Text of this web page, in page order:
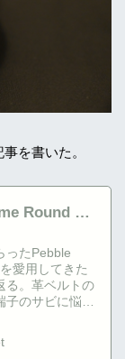
を書いた。
Round の
ったPebble
愛用してきた
る。革ベルトの
子のサビに悩
の買収とソフ
安を抱えつ...